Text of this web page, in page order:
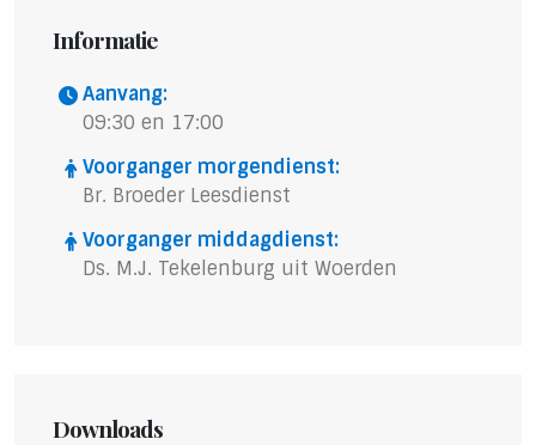
Informatie
Aanvang:
09:30 en 17:00
Voorganger morgendienst:
Br. Broeder Leesdienst
Voorganger middagdienst:
Ds. M.J. Tekelenburg uit Woerden
Downloads